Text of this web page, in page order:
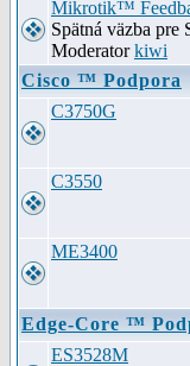
Mikrotik™
Spätná väzba
Moderatorkiwi
Cisco ™ Podpora
C3750G
C3550
ME3400
Edge-Core ™
ES3528M